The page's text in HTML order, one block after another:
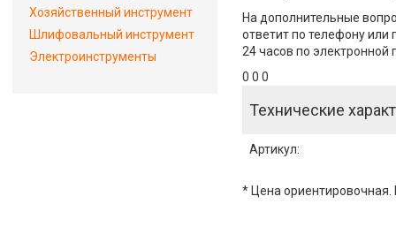
На дополнительные
ответит по телефону или
24 часов по электронной
0 0 0
Технические
Артикул:
* Цена ориентировочная.
Хозяйственный инструмент
Шлифовальный инструмент
Электроинструменты